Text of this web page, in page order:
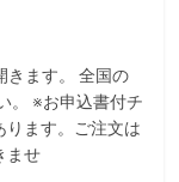
ます。 全国の
。 ※お申込書付チ
ります。ご注文は
ませ